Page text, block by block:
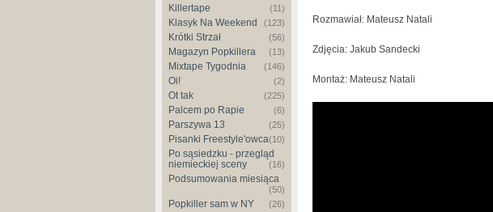
Killertape (11)
Klasyk Na Weekend (123)
Krótki Strzał (56)
Magazyn Popkillera (13)
Mixtape Tygodnia (146)
Oi! (2)
Ot tak (225)
Palcem po Rapie (6)
Parszywa 13 (25)
Pisanki Freestyle'owca(10)
Po sąsiedzku - przegląd
niemieckiej sceny
(16)
Podsumowania miesiąca
(50)
Popkiller sam w NY (26)
Rozmawiał: Mateusz Natali
Zdjęcia: Jakub Sandecki
Montaż: Mateusz Natali